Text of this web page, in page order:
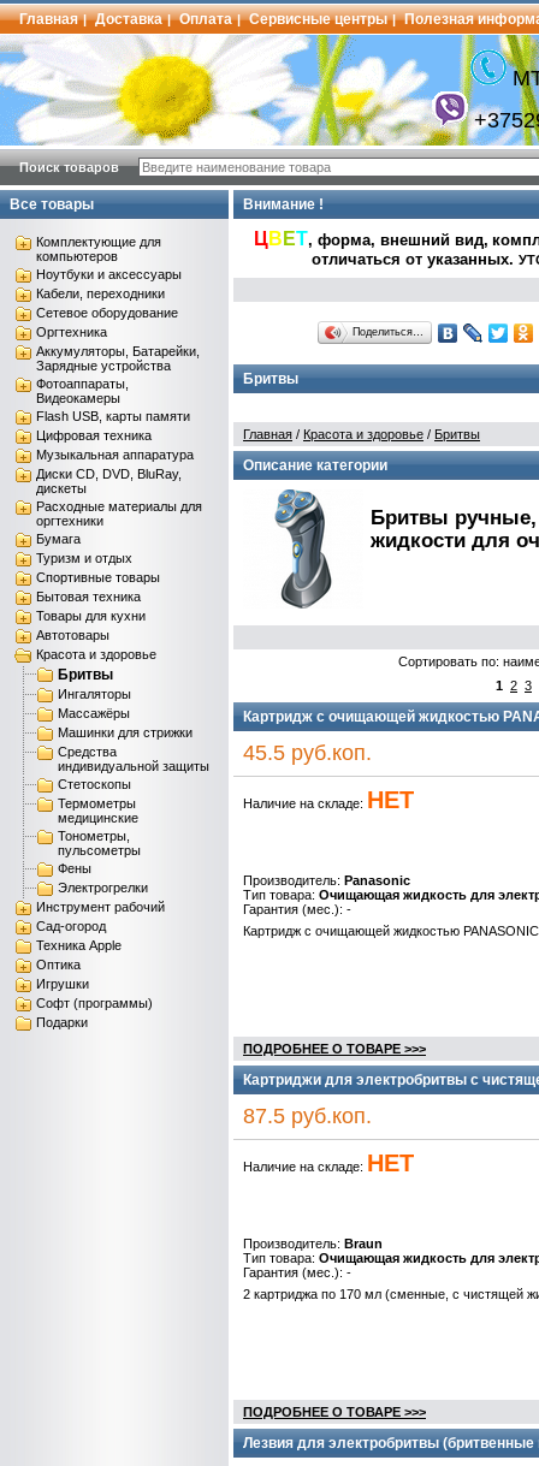
Главная | Доставка | Оплата | Сервисные центры | Полезная
Поиск товаров
Все товары
Комплектующие для
компьютеров
Ноутбуки и аксессуары
Кабели, переходники
Сетевое оборудование
Оргтехника
Аккумуляторы, Батарейки,
Зарядные устройства
Фотоаппараты,
Видеокамеры
Flash USB, карты памяти
Цифровая техника
Музыкальная аппаратура
Диски CD, DVD, BluRay,
дискеты
Расходные материалы для
оргтехники
Бумага
Туризм и отдых
Спортивные товары
Бытовая техника
Товары для кухни
Автотовары
Красота и здоровье
Бритвы
Ингаляторы
Массажёры
Машинки для стрижки
Средства
индивидуальной защиты
Стетоскопы
Термометры
медицинские
Тонометры,
пульсометры
Фены
Электрогрелки
Инструмент рабочий
Сад-огород
Техника Apple
Оптика
Игрушки
Софт (программы)
Подарки
Внимание !
ЦВ ЕТ, форма, внешний вид,
отличаться от указанных.
Поделиться…
Бритвы
Главная / Красота и здоровье / Бритвы
Описание категории
Бритвы ручные,
жидкости для
Сортировать по:
1 2 3
Картридж с очищающей жидкостью
45.5 руб.коп.
Наличие на складе: НЕТ
Производитель: Panasonic
Тип товара: Очищающая жидкость для
Гарантия (мес.): -
Картридж с очищающей жидкостью
ПОДРОБНЕЕ О ТОВАРЕ >>>
Картриджи для электробритвы с
87.5 руб.коп.
Наличие на складе: НЕТ
Производитель: Braun
Тип товара: Очищающая жидкость для
Гарантия (мес.): -
2 картриджа по 170 мл (сменные, с чистящей
ПОДРОБНЕЕ О ТОВАРЕ >>>
Лезвия для электробритвы (бритвенные